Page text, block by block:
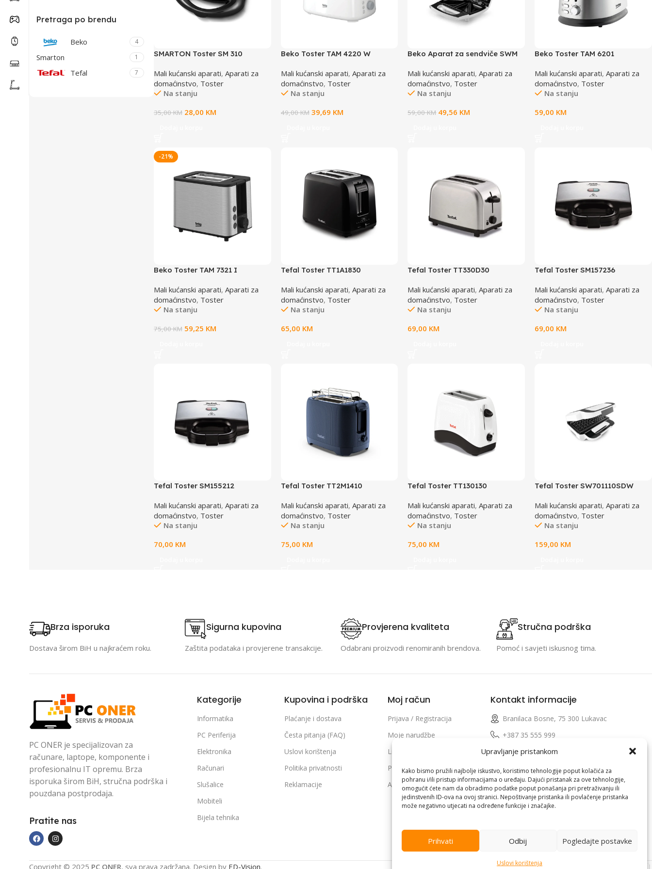
Upravljanje pristankom
Kako bismo pružili najbolje iskustvo, koristimo tehnologije poput kolačića za
pohranu i/ili pristup informacijama o uređaju. Dajući pristanak za ove tehnologije,
omogućit ćete nam da obradimo podatke poput ponašanja pri pretraživanju ili
jedinstvenih ID-ova na ovoj stranici. Nepoštivanje pristanka ili povlačenje pristanka
može negativno utjecati na određene funkcije i značajke.
Prihvati Odbij Pogledajte postavke
Uslovi korištenja
Pretraga po brendu
Beko 4
Smarton 1
Tefal 7
SMARTON Toster SM 310
Mali kućanski aparati, Aparati za
domaćinstvo, Toster
Na stanju
35,00KM 28,00 KM
Beko Toster TAM 4220 W
Mali kućanski aparati, Aparati za
domaćinstvo, Toster
Na stanju
49,00KM 39,69 KM
Beko Aparat za sendviče SWM
Mali kućanski aparati,Aparati za
domaćinstvo, Toster
Na stanju
59,00KM 49,56 KM
Beko Toster TAM 6201
Mali kućanski aparati,Aparati za
domaćinstvo, Toster
Na stanju
59,00 KM
-21%
Beko Toster TAM 7321 I
Mali kućanski aparati, Aparati za
domaćinstvo, Toster
Na stanju
75,00KM 59,25 KM
Tefal Toster TT1A1830
Mali kućanski aparati, Aparati za
domaćinstvo, Toster
Na stanju
65,00 KM
Tefal Toster TT330D30
Mali kućanski aparati,Aparati za
domaćinstvo, Toster
Na stanju
69,00 KM
Tefal Toster SM157236
Mali kućanski aparati,Aparati za
domaćinstvo, Toster
Na stanju
69,00 KM
Tefal Toster SM155212
Mali kućanski aparati, Aparati za
domaćinstvo, Toster
Na stanju
70,00 KM
Tefal Toster TT2M1410
Mali kućanski aparati, Aparati za
domaćinstvo, Toster
Na stanju
75,00 KM
Tefal Toster TT130130
Mali kućanski aparati,Aparati za
domaćinstvo, Toster
Na stanju
75,00 KM
Tefal Toster SW701110SDW
Mali kućanski aparati,Aparati za
domaćinstvo, Toster
Na stanju
159,00 KM
Brza isporuka
Dostava širom BiH u najkraćem roku.
Sigurna kupovina
Zaštita podataka i provjerene transakcije.
Provjerena kvaliteta
Odabrani proizvodi renomiranih brendova.
Stručna podrška
Pomoć i savjeti iskusnog tima.
PC ONER je specijalizovan za
računare, laptope, komponente i
profesionalnu IT opremu. Brza
isporuka širom BiH, stručna podrška i
pouzdana postprodaja.
Pratite nas
Kategorije
Informatika
PC Periferija
Elektronika
Računari
Slušalice
Mobiteli
Bijela tehnika
Kupovina i podrška
Plaćanje i dostava
Česta pitanja (FAQ)
Uslovi korištenja
Politika privatnosti
Reklamacije
Moj račun
Prijava / Registracija
Moje narudžbe
Lista želja
Poređenje proizvoda
Adrese i podaci profila
Kontakt informacije
Branilaca Bosne, 75 300 Lukavac
+387 35 555 999
info@pconer.ba
ID: 4210115760008
PDV : 210115760008
Copyright © 2025 PC ONER, sva prava zadržana. Design by ED-Vision.